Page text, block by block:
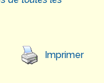
Imprimer